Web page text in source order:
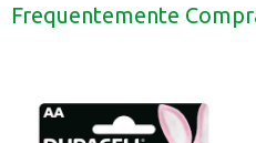
Frequentemente